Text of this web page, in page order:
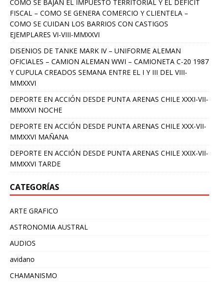
COMO SE BAJAN EL IMPUESTO TERRITORIAL Y EL DEFICIT
FISCAL – COMO SE GENERA COMERCIO Y CLIENTELA –
COMO SE CUIDAN LOS BARRIOS CON CASTIGOS
EJEMPLARES VI-VIII-MMXXVI
DISENIOS DE TANKE MARK IV – UNIFORME ALEMAN
OFICIALES – CAMION ALEMAN WWI – CAMIONETA C-20 1987
Y CUPULA CREADOS SEMANA ENTRE EL I Y III DEL VIII-
MMXXVI
DEPORTE EN ACCIÓN DESDE PUNTA ARENAS CHILE XXXI-VII-
MMXXVI NOCHE
DEPORTE EN ACCIÓN DESDE PUNTA ARENAS CHILE XXX-VII-
MMXXVI MAÑANA
DEPORTE EN ACCIÓN DESDE PUNTA ARENAS CHILE XXIX-VII-
MMXXVI TARDE
CATEGORÍAS
ARTE GRAFICO
ASTRONOMIA AUSTRAL
AUDIOS
avidano
CHAMANISMO